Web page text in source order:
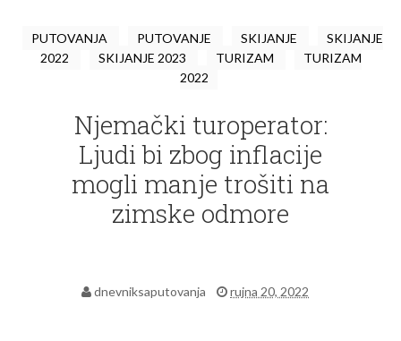
PUTOVANJA PUTOVANJE SKIJANJE
SKIJANJE
2022
SKIJANJE 2023 TURIZAM
TURIZAM
2022
Njemački turoperator:
Ljudi bi zbog inflacije
mogli manje trošiti na
zimske odmore
dnevniksaputovanja rujna 20, 2022